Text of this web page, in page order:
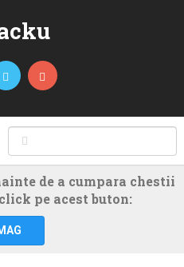
de a cumpara chestii
pe acest buton: